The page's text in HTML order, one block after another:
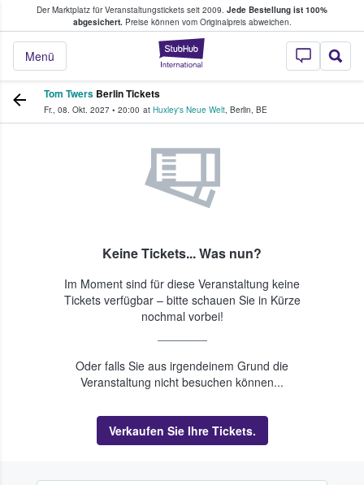
Der Marktplatz für Veranstaltungstickets seit 2009. Jede Bestellung ist 100%
abgesichert.Preise können vom Originalpreis abweichen.
StubHub - Wo
Menü
Tickets kaufen & verkaufen
Tom Twers Berlin Tickets
Fr., 08. Okt. 2027 • 20:00 at Huxley's Neue Welt, Berlin, BE
Keine Tickets... Was nun?
Im Moment sind für diese Veranstaltung keine
Tickets verfügbar – bitte schauen Sie in Kürze
nochmal vorbei!
Oder falls Sie aus irgendeinem Grund die
Veranstaltung nicht besuchen können...
Verkaufen Sie Ihre Tickets.